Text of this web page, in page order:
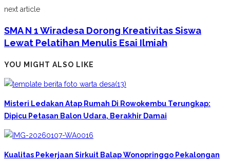
next article
SMA N 1 Wiradesa Dorong Kreativitas Siswa
Lewat Pelatihan Menulis Esai Ilmiah
YOU MIGHT ALSO LIKE
Misteri Ledakan Atap Rumah Di Rowokembu Terungkap:
Dipicu Petasan Balon Udara, Berakhir Damai
Kualitas Pekerjaan Sirkuit Balap Wonopringgo Pekalongan